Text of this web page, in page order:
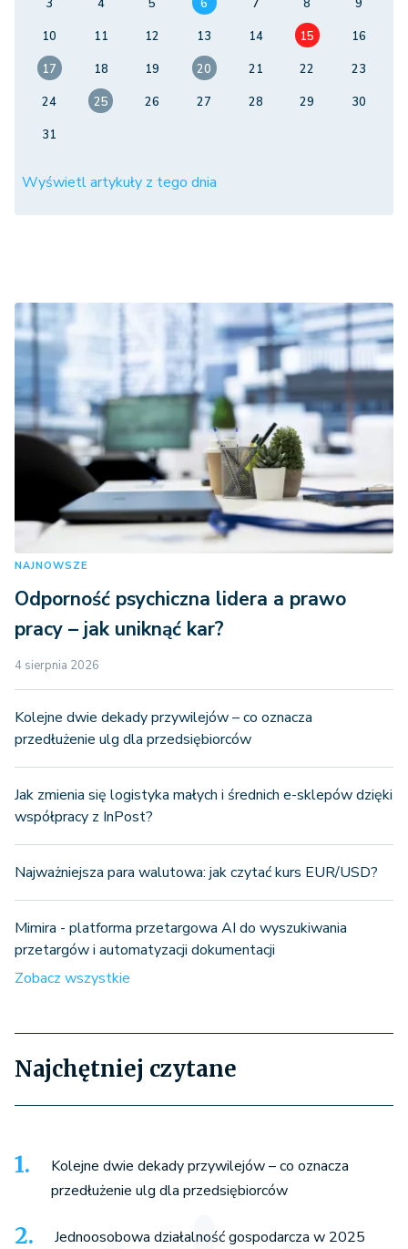
3 4 5 6 7 8
9
10
11 12 13 14 15
16
17
18 19 20 21 22
23
24
25 26 27 28 29
30
31
Wyświetl artykuły z tego dnia
NAJNOWSZE
Odporność psychiczna lidera a prawo
pracy – jak uniknąć kar?
4 sierpnia 2026
Kolejne dwie dekady przywilejów – co oznacza
przedłużenie ulg dla przedsiębiorców
Jak zmienia się logistyka małych i średnich e-sklepów dzięki
współpracy z InPost?
Najważniejsza para walutowa: jak czytać kurs EUR/USD?
Mimira - platforma przetargowa AI do wyszukiwania
przetargów i automatyzacji dokumentacji
Zobacz wszystkie
Najchętniej czytane
Kolejne dwie dekady przywilejów – co oznacza
przedłużenie ulg dla przedsiębiorców
Jednoosobowa działalność gospodarcza w 2025